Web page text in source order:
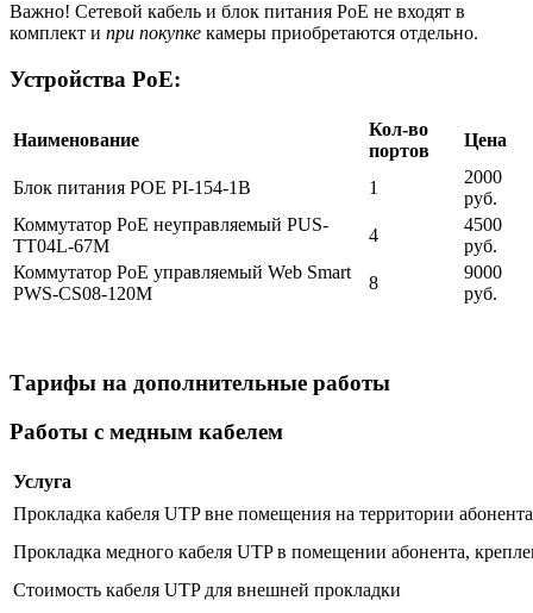
Важно! Сетевой кабель и блок питания PoE не входят в
комплект и при покупке камеры приобретаются отдельно.
Устройства PoE:
Наименование
Кол-во
портов
Цена
Блок питания POE PI-154-1B 1
2000
руб.
Коммутатор PoE неуправляемый PUS-
TT04L-67M
4
4500
руб.
Коммутатор PoE управляемый Web Smart
PWS-CS08-120M
8
9000
руб.
Тарифы на дополнительные работы
Работы с медным кабелем
Услуга
Прокладка кабеля UTP вне помещения на территории
Прокладка медного кабеля UTP в помещении абонента,
Стоимость кабеля UTP для внешней прокладки